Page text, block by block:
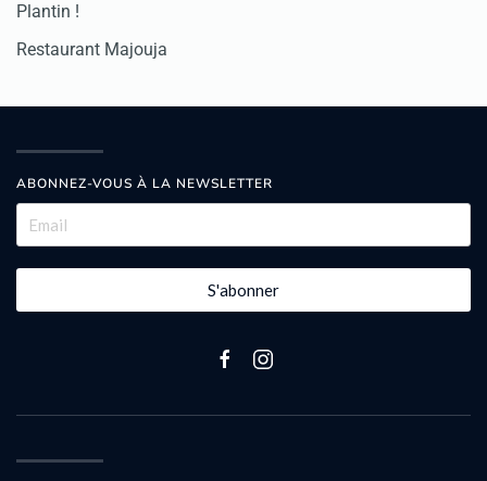
Plantin !
Restaurant Majouja
ABONNEZ-VOUS À LA NEWSLETTER
S'abonner